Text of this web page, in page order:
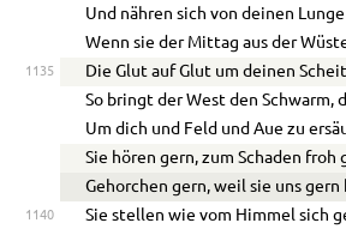
Und nähren sich von deinen
Wenn sie der Mittag aus der
1135
Die Glut auf Glut um deinen
So bringt der West den Schwarm,
Um dich und Feld und Aue zu
Sie hören gern, zum Schaden froh
Gehorchen gern, weil sie uns
1140
Sie stellen wie vom Himmel sich